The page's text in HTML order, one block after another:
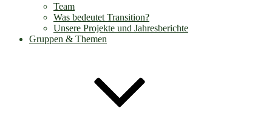
Team
Was bedeutet Transition?
Unsere Projekte und Jahresberichte
Gruppen & Themen